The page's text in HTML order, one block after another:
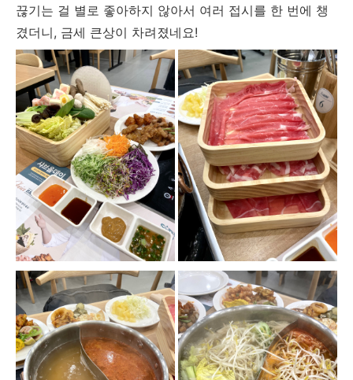
끊기는 걸 별로 좋아하지 않아서 여러 접시를 한 번에 챙
겼더니, 금세 큰상이 차려졌네요!